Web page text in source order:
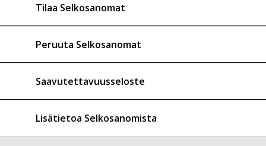
Tilaa Selkosanomat
Peruuta Selkosanomat
Saavutettavuusseloste
Lisätietoa Selkosanomista